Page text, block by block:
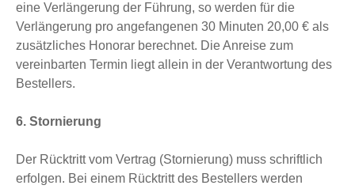
eine Verlängerung der Führung, so werden für die
Verlängerung pro angefangenen 30 Minuten 20,00 € als
zusätzliches Honorar berechnet. Die Anreise zum
vereinbarten Termin liegt allein in der Verantwortung des
Bestellers.
6. Stornierung
Der Rücktritt vom Vertrag (Stornierung) muss schriftlich
erfolgen. Bei einem Rücktritt des Bestellers werden